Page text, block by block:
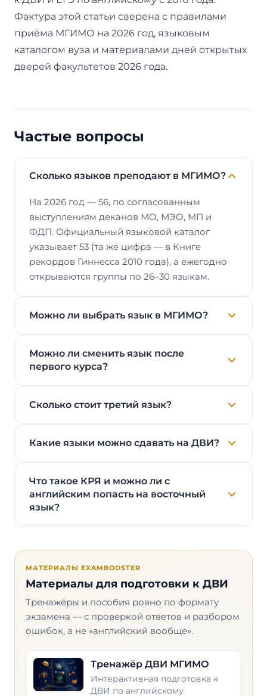
Фактура этой статьи сверена с правилами
приёма МГИМО на 2026 год, языковым
каталогом вуза и материалами дней открытых
дверей факультетов 2026 года.
Частые вопросы
Сколько языков преподают в МГИМО?
На 2026 год — 56, по согласованным
выступлениям деканов МО, МЭО, МП и
ФДП. Официальный языковой каталог
указывает 53 (та же цифра — в Книге
рекордов Гиннесса 2010 года), а ежегодно
открываются группы по 26–30 языкам.
Можно ли выбрать язык в МГИМО?
Можно ли сменить язык после
первого курса?
Сколько стоит третий язык?
Какие языки можно сдавать на ДВИ?
Что такое КРЯ и можно ли с
английским попасть на восточный
язык?
МАТЕРИАЛЫ EXAMBOOSTER
Материалы для подготовки к ДВИ
Тренажёры и пособия ровно по формату
экзамена — с проверкой ответов и разбором
ошибок, а не «английский вообще».
Тренажёр ДВИ МГИМО
Интерактивная подготовка к
ДВИ по английскому